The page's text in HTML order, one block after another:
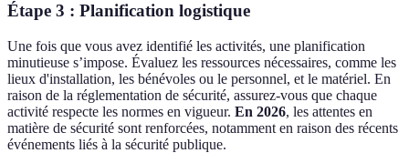
Étape 3 : Planification logistique
Une fois que vous avez identifié les activités, une planification
minutieuse s’impose. Évaluez les ressources nécessaires, comme les
lieux d'installation, les bénévoles ou le personnel, et le matériel. En
raison de la réglementation de sécurité, assurez-vous que chaque
activité respecte les normes en vigueur. En 2026, les attentes en
matière de sécurité sont renforcées, notamment en raison des récents
événements liés à la sécurité publique.